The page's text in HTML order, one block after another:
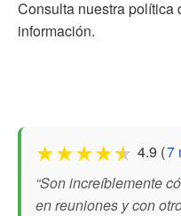
Consulta nuestra política
información.
★★★★★ 4.9 (7
“Son increíblemente
en reuniones y con